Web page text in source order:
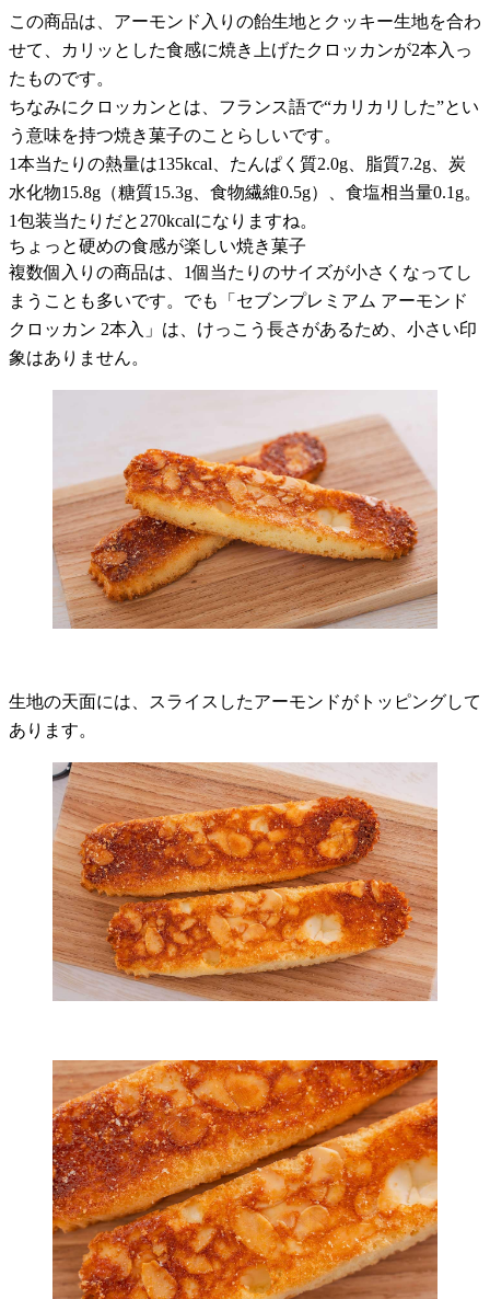
この商品は、アーモンド入りの飴生地とクッキー生地を合わ
せて、カリッとした食感に焼き上げたクロッカンが2本入っ
たものです。
ちなみにクロッカンとは、フランス語で“カリカリした”とい
う意味を持つ焼き菓子のことらしいです。
1本当たりの熱量は135kcal、たんぱく質2.0g、脂質7.2g、炭
水化物15.8g（糖質15.3g、食物繊維0.5g）、食塩相当量0.1g。
1包装当たりだと270kcalになりますね。
ちょっと硬めの食感が楽しい焼き菓子
複数個入りの商品は、1個当たりのサイズが小さくなってし
まうことも多いです。でも「セブンプレミアム アーモンド
クロッカン 2本入」は、けっこう長さがあるため、小さい印
象はありません。
生地の天面には、スライスしたアーモンドがトッピングして
あります。